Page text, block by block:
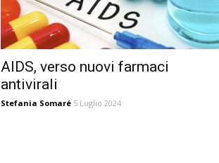
AIDS, verso nuovi farmaci
antivirali
Stefania Somaré 5 Luglio 2024